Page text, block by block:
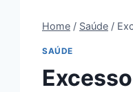
Home / Saúde /
SAÚDE